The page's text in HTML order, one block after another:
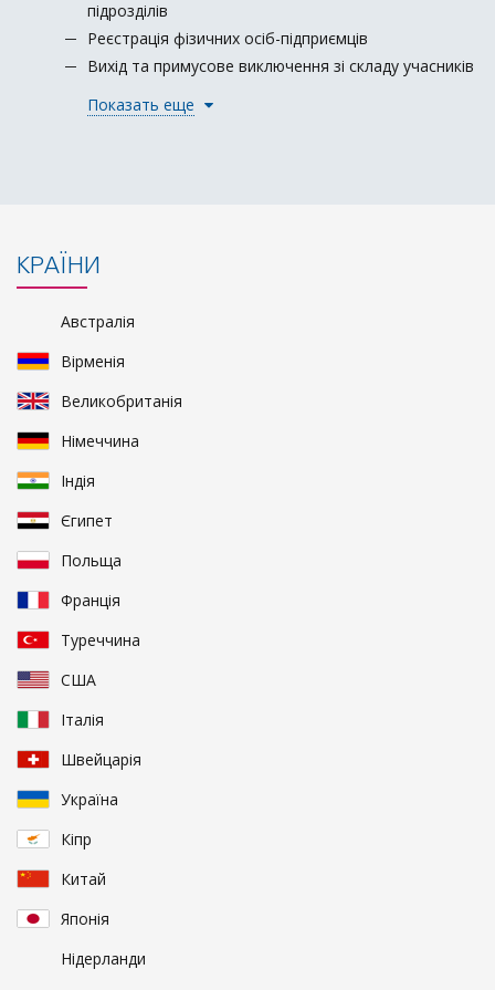
підрозділів
Реєстрація фізичних осіб-підприємців
Вихід та примусове виключення зі складу учасників
Показать еще
КРАЇНИ
Австралія
Вірменія
Великобританія
Німеччина
Індія
Єгипет
Польща
Франція
Туреччина
США
Італія
Швейцарія
Україна
Кіпр
Китай
Японія
Нідерланди